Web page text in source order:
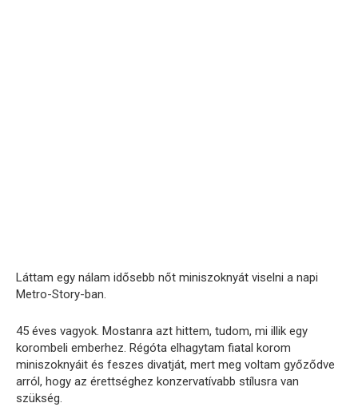
Láttam egy nálam idősebb nőt miniszoknyát viselni a napi
Metro-Story-ban.
45 éves vagyok. Mostanra azt hittem, tudom, mi illik egy
korombeli emberhez. Régóta elhagytam fiatal korom
miniszoknyáit és feszes divatját, mert meg voltam győződve
arról, hogy az érettséghez konzervatívabb stílusra van
szükség.